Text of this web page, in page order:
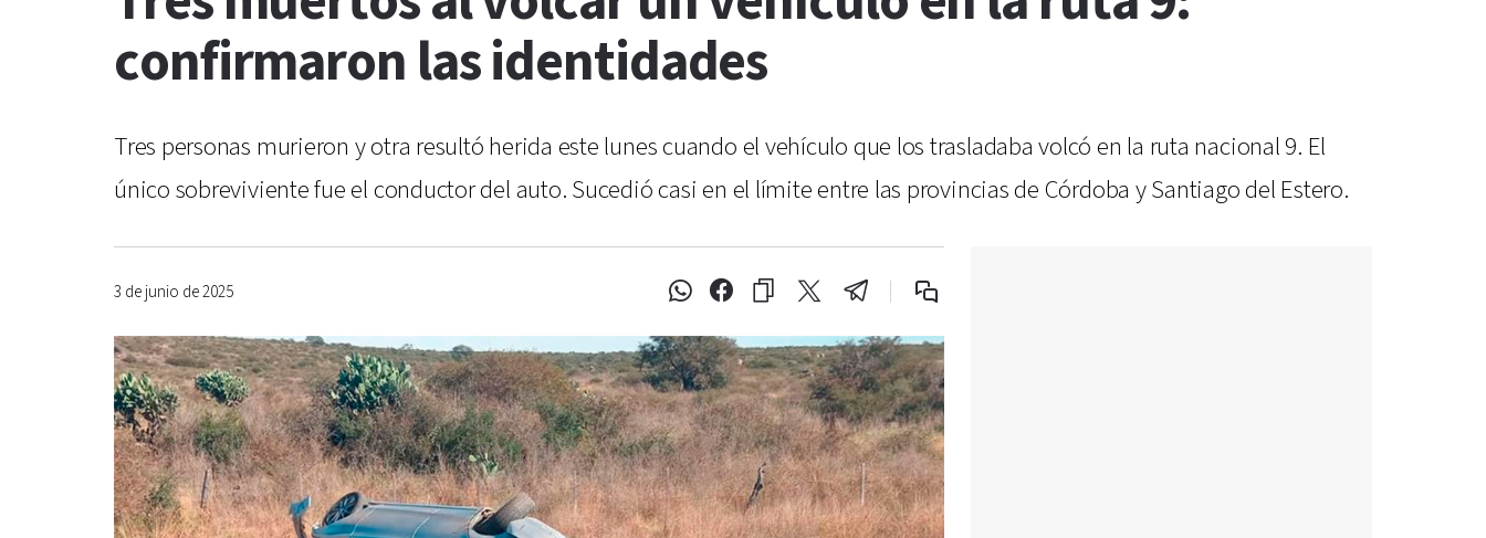
confirmaron las identidades
Tres personas murieron y otra resultó herida este lunes cuando el vehículo que los trasladaba volcó en la ruta nacional 9. El
único sobreviviente fue el conductor del auto. Sucedió casi en el límite entre las provincias de Córdoba y Santiago del Estero.
3 de junio de 2025